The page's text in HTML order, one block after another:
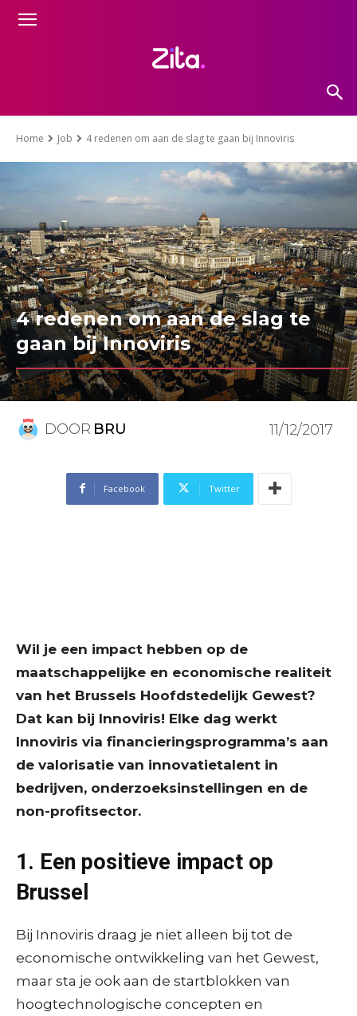
Home Job 4 redenen om aan de slag te gaan bij Innoviris
4 redenen om aan de slag te
gaan bij Innoviris
DOOR BRU 11/12/2017
Facebook Twitter
Wil je een impact hebben op de
maatschappelijke en economische realiteit
van het Brussels Hoofdstedelijk Gewest?
Dat kan bij Innoviris! Elke dag werkt
Innoviris via financieringsprogramma’s aan
de valorisatie van innovatietalent in
bedrijven, onderzoeksinstellingen en de
non-profitsector.
1. Een positieve impact op
Brussel
Bij Innoviris draag je niet alleen bij tot de
economische ontwikkeling van het Gewest,
maar sta je ook aan de startblokken van
hoogtechnologische concepten en